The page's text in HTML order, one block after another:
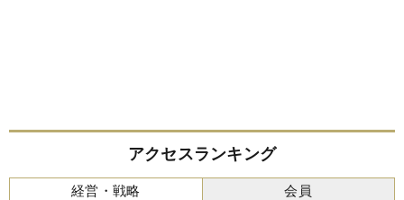
アクセスランキング
経営・戦略 会員